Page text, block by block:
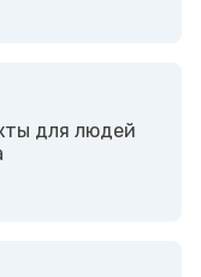
для людей